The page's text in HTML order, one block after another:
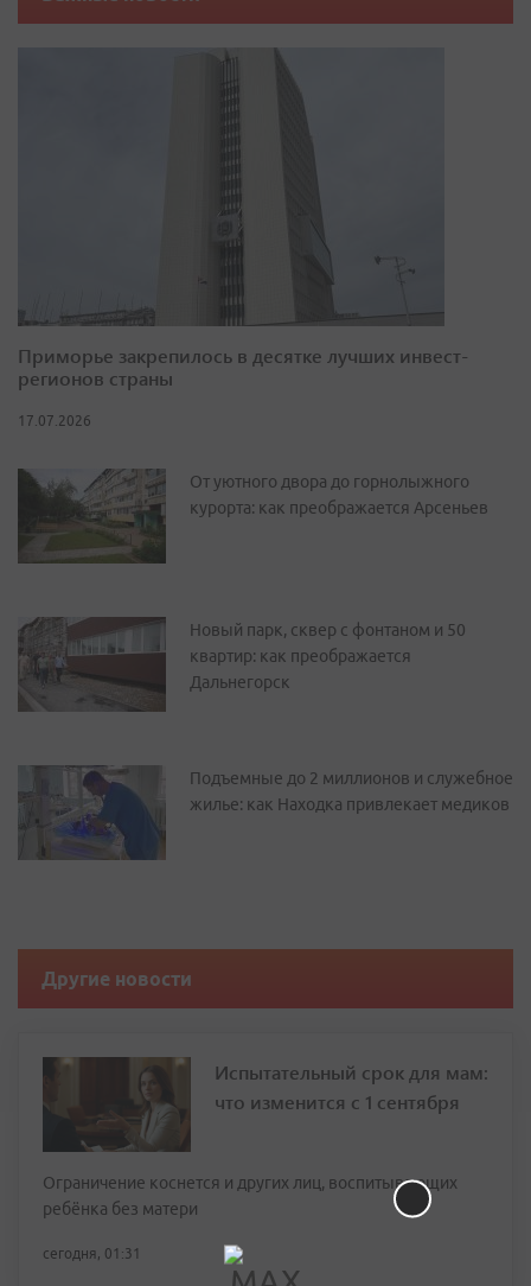
Приморье закрепилось в десятке лучших инвест-
регионов страны
17.07.2026
От уютного двора до горнолыжного
курорта: как преображается Арсеньев
Новый парк, сквер с фонтаном и 50
квартир: как преображается
Дальнегорск
Подъемные до 2 миллионов и служебное
жилье: как Находка привлекает медиков
Другие новости
Испытательный срок для мам:
что изменится с 1 сентября
Ограничение коснется и других лиц, воспитывающих
ребёнка без матери
сегодня, 01:31